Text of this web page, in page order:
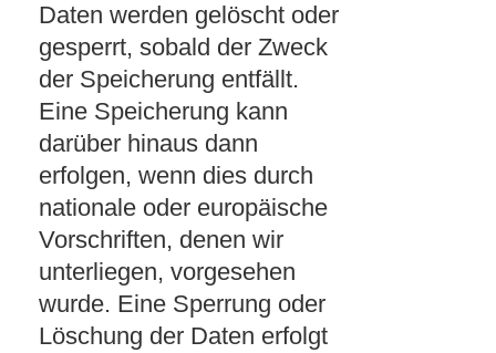
Daten werden gelöscht oder
gesperrt, sobald der Zweck
der Speicherung entfällt.
Eine Speicherung kann
darüber hinaus dann
erfolgen, wenn dies durch
nationale oder europäische
Vorschriften, denen wir
unterliegen, vorgesehen
wurde. Eine Sperrung oder
Löschung der Daten erfolgt